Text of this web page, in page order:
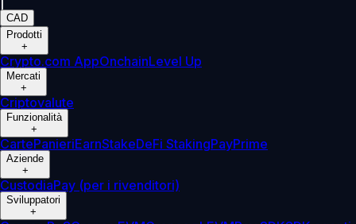
CAD
Prodotti
+
Crypto.com AppOnchainLevel Up
Mercati
+
Criptovalute
Funzionalità
+
CartePanieriEarnStakeDeFi StakingPayPrime
Aziende
+
CustodiaPay (per i rivenditori)
Sviluppatori
+